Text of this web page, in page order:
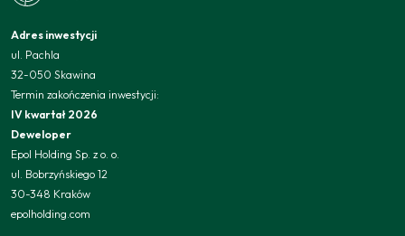
Adres inwestycji
ul. Pachla
32-050 Skawina
Termin zakończenia inwestycji:
IV kwartał 2026
Deweloper
Epol Holding Sp. z o. o.
ul. Bobrzyńskiego 12
30-348 Kraków
epolholding.com